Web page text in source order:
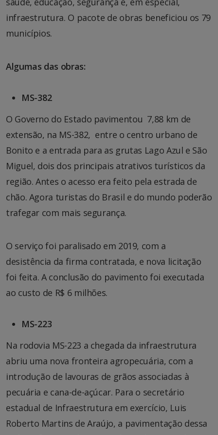
infraestrutura. O pacote de obras beneficiou os 79
municípios.
Algumas das obras:
MS-382
O Governo do Estado pavimentou 7,88 km de
extensão, na MS-382, entre o centro urbano de
Bonito e a entrada para as grutas Lago Azul e São
Miguel, dois dos principais atrativos turísticos da
região. Antes o acesso era feito pela estrada de
chão. Agora turistas do Brasil e do mundo poderão
trafegar com mais segurança.
O serviço foi paralisado em 2019, com a
desistência da firma contratada, e nova licitação
foi feita. A conclusão do pavimento foi executada
ao custo de R$ 6 milhões.
MS-223
Na rodovia MS-223 a chegada da infraestrutura
abriu uma nova fronteira agropecuária, com a
introdução de lavouras de grãos associadas à
pecuária e cana-de-açúcar. Para o secretário
estadual de Infraestrutura em exercício, Luis
Roberto Martins de Araújo, a pavimentação dessa